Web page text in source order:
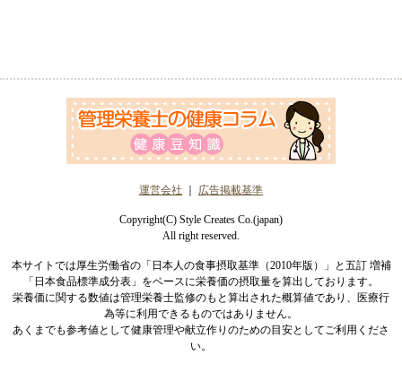
運営会社 広告掲載基準
Copyright(C) Style Creates Co.(japan)
All right reserved.
本サイトでは厚生労働省の「日本人の食事摂取基準（2010年版）」と五訂 増補
「日本食品標準成分表」をベースに栄養価の摂取量を算出しております。
栄養価に関する数値は管理栄養士監修のもと算出された概算値であり、医療行
為等に利用できるものではありません。
あくまでも参考値として健康管理や献立作りのための目安としてご利用くださ
い。